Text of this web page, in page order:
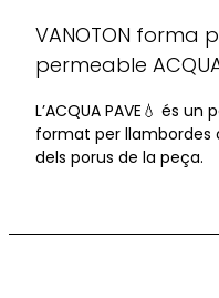
VANOTON forma
permeable
L’ACQUA PAVE💧 és
format per llambordes
dels porus de la peça.